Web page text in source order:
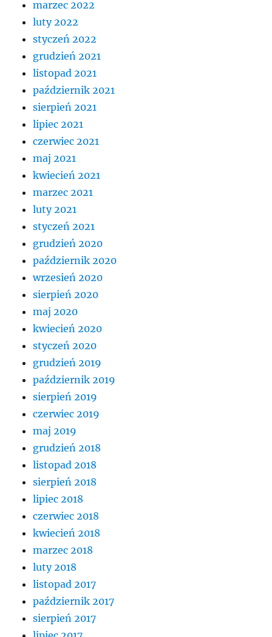
marzec 2022
luty 2022
styczeń 2022
grudzień 2021
listopad 2021
październik 2021
sierpień 2021
lipiec 2021
czerwiec 2021
maj 2021
kwiecień 2021
marzec 2021
luty 2021
styczeń 2021
grudzień 2020
październik 2020
wrzesień 2020
sierpień 2020
maj 2020
kwiecień 2020
styczeń 2020
grudzień 2019
październik 2019
sierpień 2019
czerwiec 2019
maj 2019
grudzień 2018
listopad 2018
sierpień 2018
lipiec 2018
czerwiec 2018
kwiecień 2018
marzec 2018
luty 2018
listopad 2017
październik 2017
sierpień 2017